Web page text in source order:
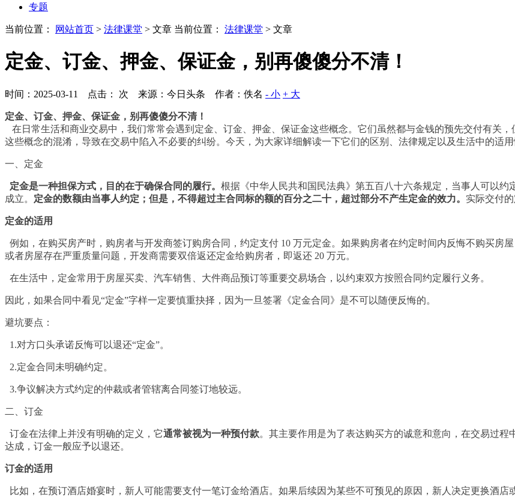
专题
当前位置： 网站首页 > 法律课堂 > 文章 当前位置： 法律课堂 > 文章
定金、订金、押金、保证金，别再傻傻分不清！
时间：2025-03-11 点击： 次 来源：今日头条 作者：佚名 - 小 + 大
定金、订金、押金、保证金，别再傻傻分不清！
在日常生活和商业交易中，我们常常会遇到定金、订金、押金、保证金这些概念。它们虽然都与金钱的预先交付有关
这些概念的混淆，导致在交易中陷入不必要的纠纷。今天，为大家详细解读一下它们的区别、法律规定以及生活中的适
一、定金
定金是一种担保方式，目的在于确保合同的履行。 根据《中华人民共和国民法典》第五百八十六条规定，当事人可以约
成立。 定金的数额由当事人约定；但是，不得超过主合同标的额的百分之二十，超过部分不产生定金的效力。 实际交付
定金的适用
例如，在购买房产时，购房者与开发商签订购房合同 ，约定支付 10 万元定金。如果购房者在约定时间内反悔不购买房
或者房屋存在严重质量问题，开发商需要双倍返还定金给购房者，即返还 20 万元。
在生活中，定金常用于房屋买卖、汽车销售、大件商品预订等重要交易场合，以约束双方按照合同约定履行义务。
因此，如果合同中看见“定金”字样一定要慎重抉择，因为一旦签署《定金合同》是不可以随便反悔的。
避坑要点：
1.对方口头承诺反悔可以退还“定金”。
2.定金合同未明确约定。
3.争议解决方式约定的仲裁或者管辖离合同签订地较远。
二、订金
订金在法律上并没有明确的定义，它通常被视为一种预付款。其主要作用是为了表达购买方的诚意和意向，在交易过程
达成，订金一般应予以退还。
订金的适用
比如，在预订酒店婚宴时，新人可能需要支付一笔订金给酒店。如果后续因为某些不可预见的原因，新人决定更换酒